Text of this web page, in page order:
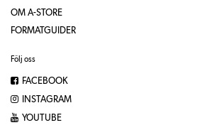
OM A-STORE
FORMATGUIDER
Följ oss
FACEBOOK
INSTAGRAM
YOUTUBE